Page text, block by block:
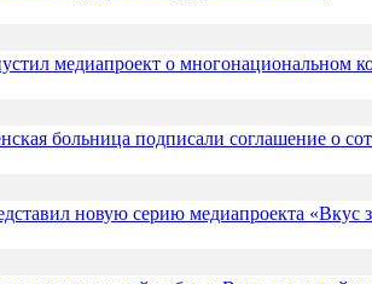
медиапроект о
больница подписали соглашение о
новую серию медиапроекта «Вкус